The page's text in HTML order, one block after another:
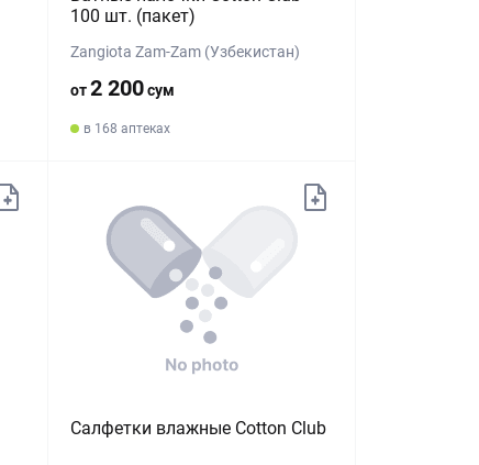
100 шт. (пакет)
Zangiota Zam-Zam (Узбекистан)
от2 200сум
в 168 аптеках
Салфетки влажные Cotton Club